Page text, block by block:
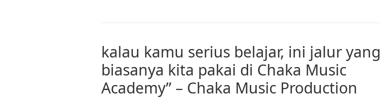
kalau kamu serius belajar, ini jalur yang
biasanya kita pakai di Chaka Music
Academy” – Chaka Music Production